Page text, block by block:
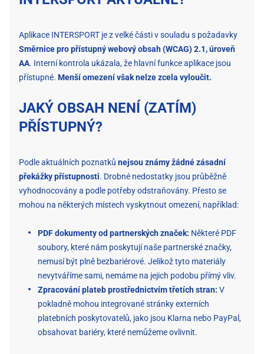
Aplikace INTERSPORT je z velké části v souladu s požadavky
Směrnice pro přístupný webový obsah (WCAG) 2.1, úroveň
AA. Interní kontrola ukázala, že hlavní funkce aplikace jsou
přístupné. Menší omezení však nelze zcela vyloučit.
JAKÝ OBSAH NENÍ (ZATÍM)
PŘÍSTUPNÝ?
Podle aktuálních poznatků nejsou známy žádné zásadní
překážky přístupnosti. Drobné nedostatky jsou průběžně
vyhodnocovány a podle potřeby odstraňovány. Přesto se
mohou na některých místech vyskytnout omezení, například:
PDF dokumenty od partnerských značek: Některé PDF
soubory, které nám poskytují naše partnerské značky,
nemusí být plně bezbariérové. Jelikož tyto materiály
nevytváříme sami, nemáme na jejich podobu přímý vliv.
Zpracování plateb prostřednictvím třetích stran: V
pokladně mohou integrované stránky externích
platebních poskytovatelů, jako jsou Klarna nebo PayPal,
obsahovat bariéry, které nemůžeme ovlivnit.